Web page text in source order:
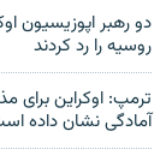
دو رهبر اپوزیسیون
روسیه را رد کردند
ترمپ: اوکراین برای
آمادگی نشان داده